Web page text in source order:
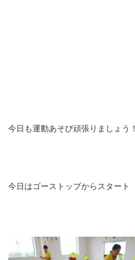
今日も運動あそび頑張りましょう！
今日はゴーストップからスタート